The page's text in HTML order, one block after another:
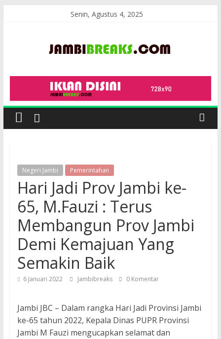
Senin, Agustus 4, 2025
JambiBreaks
Negeri Jambi Pemerintahan
Hari Jadi Prov Jambi ke-
65, M.Fauzi : Terus
Membangun Prov Jambi
Demi Kemajuan Yang
Semakin Baik
6 Januari 2022 Jambibreaks 0 Komentar
Jambi JBC – Dalam rangka Hari Jadi Provinsi Jambi
ke-65 tahun 2022, Kepala Dinas PUPR Provinsi
Jambi M Fauzi mengucapkan selamat dan